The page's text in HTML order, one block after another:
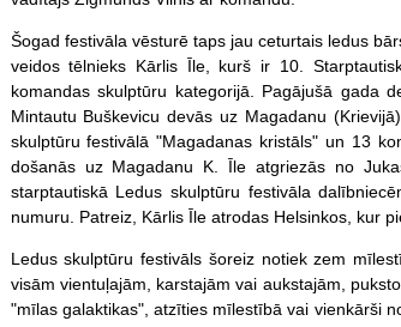
Šogad festivāla vēsturē taps jau ceturtais ledus
veidos tēlnieks Kārlis Īle, kurš ir 10.
komandas skulptūru kategorijā. Pagājušā gada
Mintautu Buškevicu devās uz Magadanu
skulptūru festivālā "Magadanas kristāls" un 13
došanās uz Magadanu K. Īle atgriezās no
starptautiskā Ledus skulptūru festivāla
numuru. Patreiz, Kārlis Īle atrodas Helsinkos, kur
Ledus skulptūru festivāls šoreiz notiek zem
visām vientuļajām, karstajām vai aukstajām,
"mīlas galaktikas", atzīties mīlestībā vai vienkārši